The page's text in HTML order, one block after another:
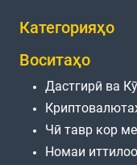
Категорияҳо
Воситаҳо
Дастгирӣ ва
Чӣ тавр кор
Номаи